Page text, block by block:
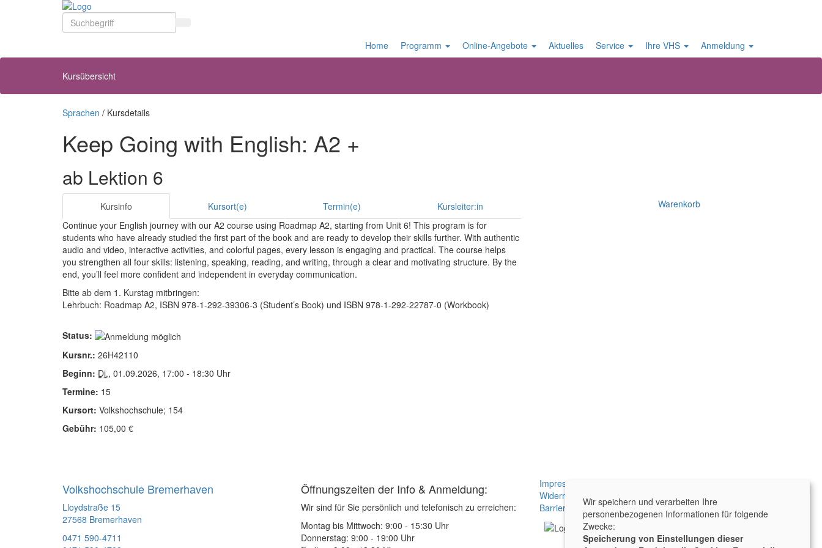
Home Programm Online-Angebote Aktuelles Service Ihre VHS Anmeldung
Sprachen / Kursdetails
Keep Going with English: A2 +
ab Lektion 6
Kursinfo Kursort(e) Termin(e)
Kursleiter:in
Continue your English journey with our A2 course using Roadmap A2, starting from Unit 6! This program is for
students who have already studied the first part of the book and are ready to develop their skills further. With authentic
audio and video, interactive activities, and colorful pages, every lesson is engaging and practical. The course helps
you strengthen all four skills: listening, speaking, reading, and writing, through a clear and motivating structure. By the
end, you’ll feel more confident and independent in everyday communication.
Bitte ab dem 1. Kurstag mitbringen:
Lehrbuch: Roadmap A2, ISBN 978-1-292-39306-3 (Student’s Book) und ISBN 978-1-292-22787-0 (Workbook)
Status:
Kursnr.: 26H42110
Beginn: Di., 01.09.2026, 17:00 - 18:30 Uhr
Termine: 15
Kursort: Volkshochschule; 154
Gebühr: 105,00 €
Warenkorb
Volkshochschule Bremerhaven
Lloydstraße 15
27568 Bremerhaven
0471 590-4711
Öffnungszeiten der Info & Anmeldung:
Wir sind für Sie persönlich und telefonisch zu erreichen:
Montag bis Mittwoch: 9:00 - 15:30 Uhr
Donnerstag: 9:00 - 19:00 Uhr
Impressum
Widerruf
Kontakt
Jobs
Barrierefreiheit |Sitemap |Cookies
Wir speichern und verarbeiten Ihre
personenbezogenen Informationen für folgende
Zwecke:
Speicherung von Einstellungen dieser